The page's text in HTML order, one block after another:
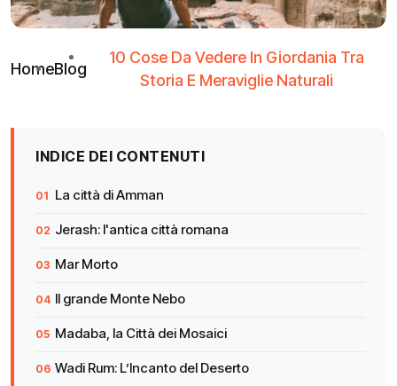
HomeBlog
10 Cose Da Vedere In Giordania Tra
Storia E Meraviglie Naturali
INDICE DEI CONTENUTI
La città di Amman
Jerash: l'antica città romana
Mar Morto
Il grande Monte Nebo
Madaba, la Città dei Mosaici
Wadi Rum: L’Incanto del Deserto